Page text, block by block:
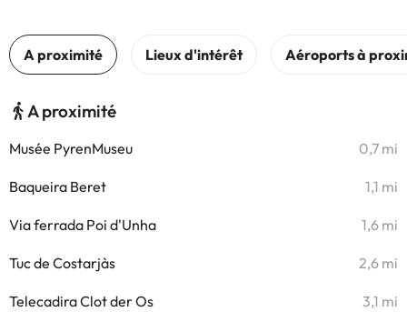
A proximité
Musée PyrenMuseu 0,7 mi
Baqueira Beret 1,1 mi
Via ferrada Poi d'Unha 1,6 mi
Tuc de Costarjàs 2,6 mi
Telecadira Clot der Os 3,1 mi